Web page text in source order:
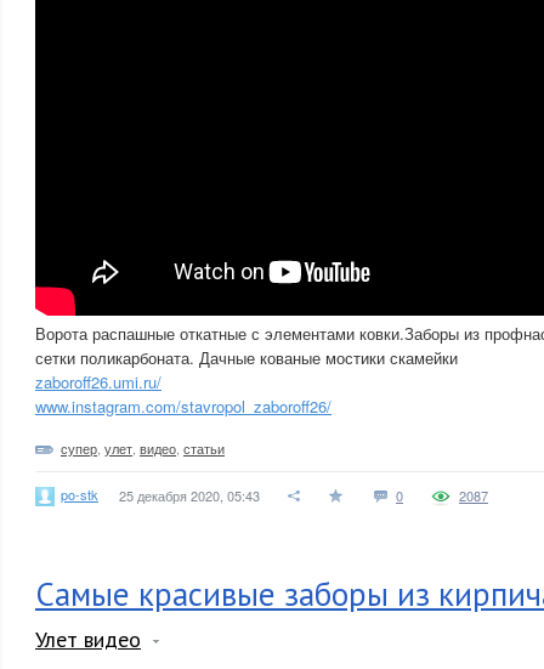
Ворота распашные откатные с элементами ковки.Заборы из
сетки поликарбоната. Дачные кованые мостики скамейки
zaboroff26.umi.ru/
www.instagram.com/stavropol_zaboroff26/
супер улет видео статьи
po-stk 25 декабря 2020, 05:43 0 2087
Самые красивые заборы из
Улет видео